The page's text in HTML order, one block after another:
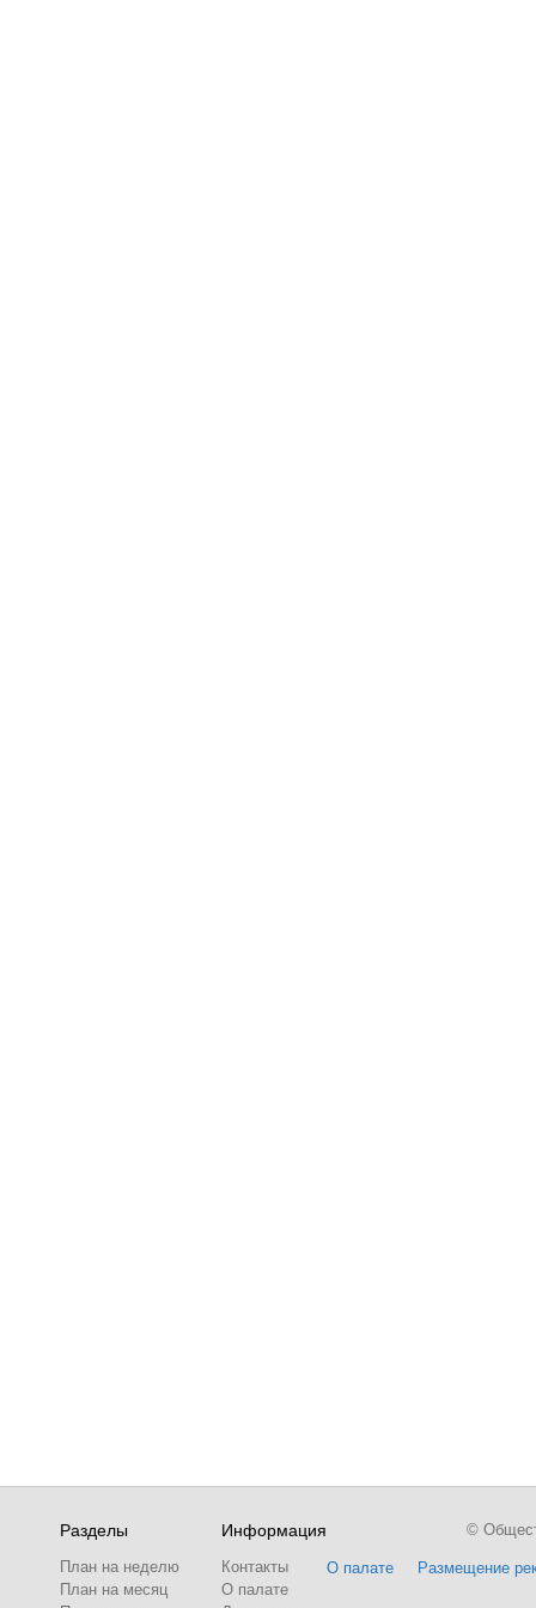
Разделы
План на неделю
План на месяц
Информация
Контакты
О палате
О палате Размещение
©